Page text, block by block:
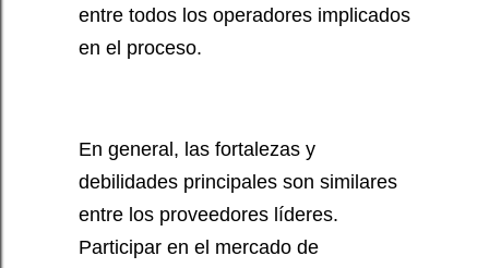
entre todos los operadores implicados
en el proceso.
En general, las fortalezas y
debilidades principales son similares
entre los proveedores líderes.
Participar en el mercado de